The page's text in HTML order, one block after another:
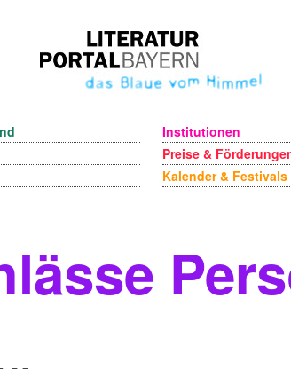
Institutionen
Preise &
Kalender & Festivals